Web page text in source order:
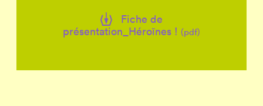
Fiche de
présentation_Héroïnes ! (pdf)